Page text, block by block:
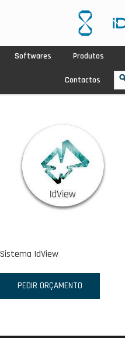
Softwares Produtos
Contactos
Sistema IdView
PEDIR ORÇAMENTO